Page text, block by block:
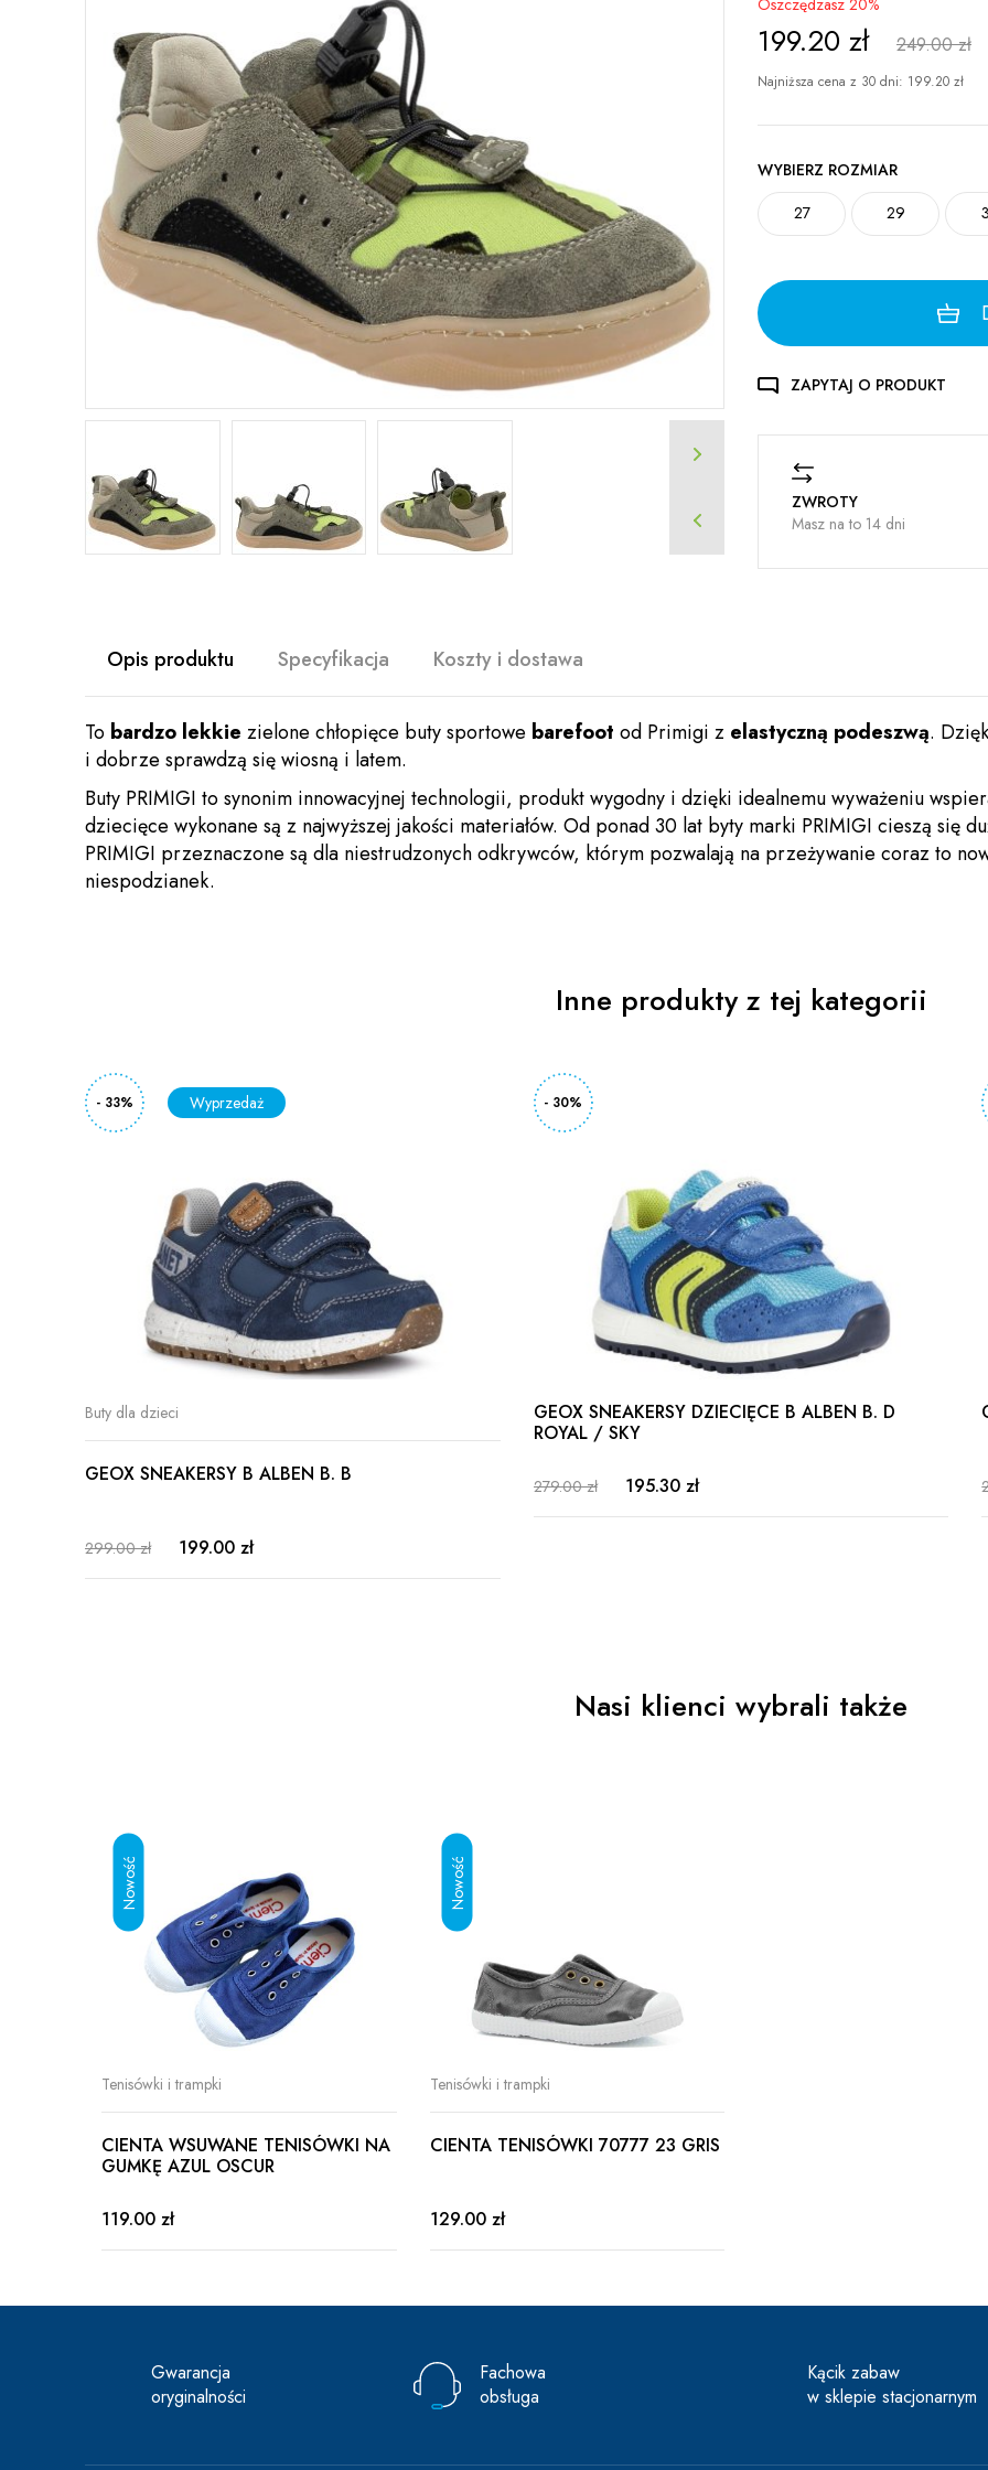
Oszczędzasz 20%
199.20 zł 249.00 zł
Najniższa cena z 30 dni: 199.20 zł
WYBIERZ ROZMIAR
27
29
ZAPYTAJ O PRODUKT
ZWROTY
Masz na to 14 dni
Opis produktu Specyfikacja Koszty i dostawa
To bardzo lekkie zielone chłopięce buty sportowe barefoot od Primigi z elastyczną podeszwą.
i dobrze sprawdzą się wiosną i latem.
Buty PRIMIGI to synonim innowacyjnej technologii, produkt wygodny i dzięki idealnemu wyważeniu
dziecięce wykonane są z najwyższej jakości materiałów. Od ponad 30 lat byty marki PRIMIGI cieszą się
PRIMIGI przez­nac­zone są dla niestrud­zonych odkry­w­ców, którym pozwalają na przeży­wanie coraz to
niespodzianek.
Inne produkty z tej kategorii
- 33%
Buty dla dzieci
GEOX SNEAKERSY B ALBEN B. B
299.00 zł 199.00 zł
- 30%
GEOX SNEAKERSY DZIECIĘCE B ALBEN B. D
ROYAL / SKY
279.00 zł 195.30 zł
Nasi klienci wybrali także
Tenisówki i trampki
CIENTA WSUWANE TENISÓWKI NA
GUMKĘ AZUL OSCUR
119.00 zł
Tenisówki i trampki
CIENTA TENISÓWKI 70777 23 GRIS
129.00 zł
Gwarancja
oryginalności
Fachowa
obsługa
Kącik zabaw
w sklepie stacjonarnym